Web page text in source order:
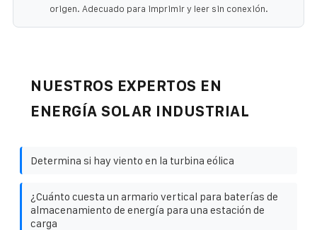
origen. Adecuado para imprimir y leer sin conexión.
NUESTROS EXPERTOS EN
ENERGÍA SOLAR INDUSTRIAL
Determina si hay viento en la turbina eólica
¿Cuánto cuesta un armario vertical para baterías de
almacenamiento de energía para una estación de
carga